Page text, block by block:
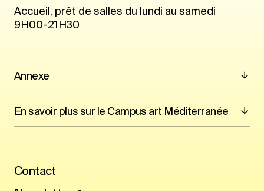
Accueil, prêt de salles du lundi au samedi
9H00-21H30
Annexe
En savoir plus sur le Campus art Méditerranée
Contact